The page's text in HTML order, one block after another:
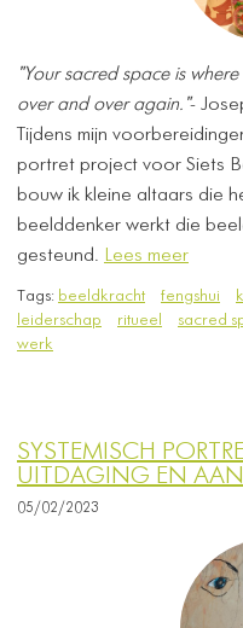
"Your sacred space is
over and over again."-
Tijdens mijn
portret project voor Siets
bouw ik kleine altaars die
beelddenker werkt die
gesteund. Lees meer
Tags: beeldkracht fengshui
leiderschap
ritueel sacred
werk
SYSTEMISCH
UITDAGING EN
05/02/2023